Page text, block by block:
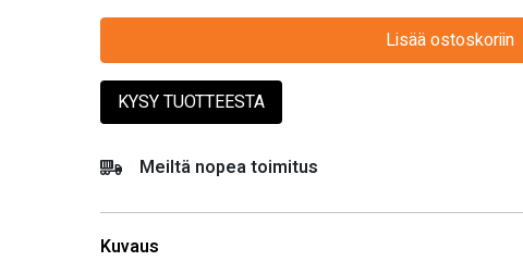
1375,00 €.990,00
Lisää ostoskoriin
KYSY TUOTTEESTA
Meiltä nopea toimitus
Kuvaus